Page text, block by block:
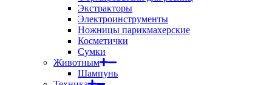
Экстракторы
Электроинструменты
Ножницы парикмахерские
Косметички
Сумки
Животным
Шампунь